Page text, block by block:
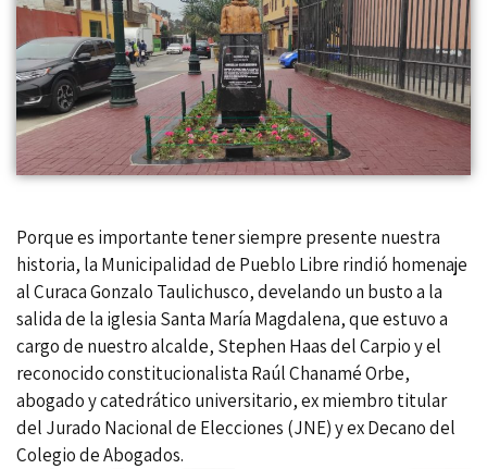
Porque es importante tener siempre presente nuestra
historia, la Municipalidad de Pueblo Libre rindió homenaje
al Curaca Gonzalo Taulichusco, develando un busto a la
salida de la iglesia Santa María Magdalena, que estuvo a
cargo de nuestro alcalde, Stephen Haas del Carpio y el
reconocido constitucionalista Raúl Chanamé Orbe,
abogado y catedrático universitario, ex miembro titular
del Jurado Nacional de Elecciones (JNE) y ex Decano del
Colegio de Abogados.